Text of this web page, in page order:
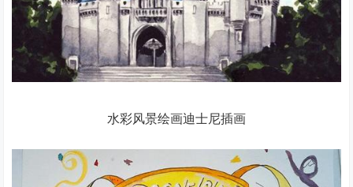
水彩风景绘画迪士尼插画